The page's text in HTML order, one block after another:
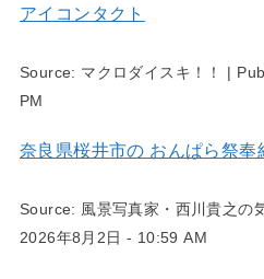
アイコンタクト
Source: マクロダイスキ！！ |
PM
奈良県桜井市の おんぱら祭奉
Source: 風景写真家・西川貴之の
2026年8月2日 - 10:59 AM